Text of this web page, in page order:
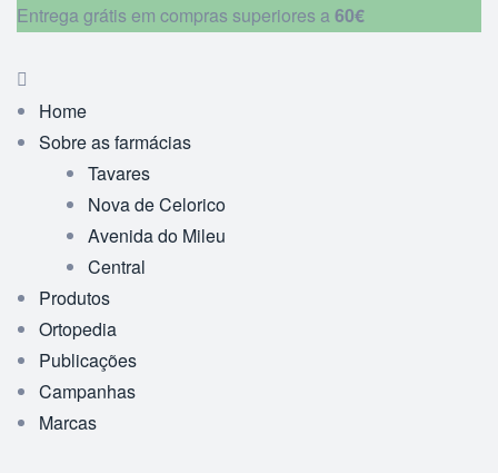
Entrega grátis em compras superiores a60€
Home
Sobre as farmácias
Tavares
Nova de Celorico
Avenida do Mileu
Central
Produtos
Ortopedia
Publicações
Campanhas
Marcas